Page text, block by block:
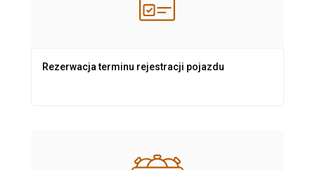
Rezerwacja terminu rejestracji pojazdu